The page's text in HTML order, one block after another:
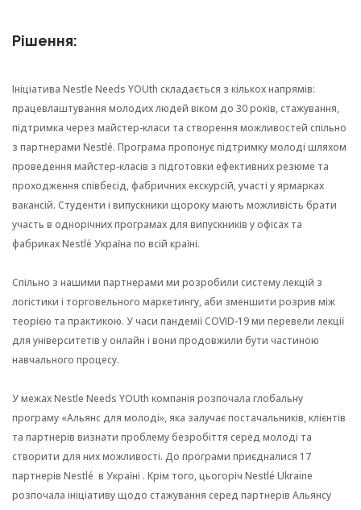
Рішення:
Ініціатива Nestle Needs YOUth складається з кількох напрямів:
працевлаштування молодих людей віком до 30 років, стажування,
підтримка через майстер-класи та створення можливостей спільно
з партнерами Nestlé. Програма пропонує підтримку молоді шляхом
проведення майстер-класів з підготовки ефективних резюме та
проходження співбесід, фабричних екскурсій, участі у ярмарках
вакансій. Студенти і випускники щороку мають можливість брати
участь в однорічних програмах для випускників у офісах та
фабриках Nestlé Україна по всій країні.
Спільно з нашими партнерами ми розробили систему лекцій з
логістики і торговельного маркетингу, аби зменшити розрив між
теорією та практикою. У часи пандемії COVID-19 ми перевели лекції
для університетів у онлайн і вони продовжили бути частиною
навчального процесу.
У межах Nestle Needs YOUth компанія розпочала глобальну
програму «Альянс для молоді», яка залучає постачальників, клієнтів
та партнерів визнати проблему безробіття серед молоді та
створити для них можливості. До програми приєдналися 17
партнерів Nestlé в Україні . Крім того, цьогоріч Nestlé Ukraine
розпочала ініціативу щодо стажування серед партнерів Альянсу